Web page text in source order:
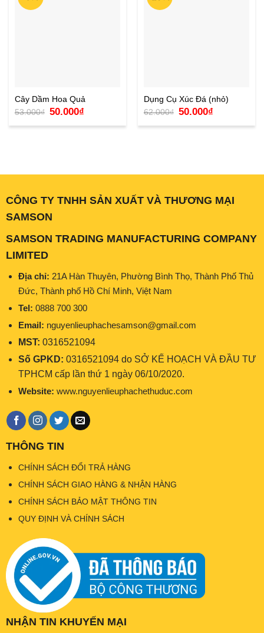
Cây Dầm Hoa Quả
53.000₫
Giá
gốc
là:
50.000₫Giá
tại
Dụng Cụ Xúc Đá (nhỏ)
62.000₫
Giá
gốc
là:
50.000₫Giá
tại
CÔNG TY TNHH SẢN XUẤT VÀ THƯƠNG MẠI
SAMSON
SAMSON TRADING MANUFACTURING COMPANY
LIMITED
Địa chỉ: 21A Hàn Thuyên, Phường Bình Thọ, Thành Phố Thủ
Đức, Thành phố Hồ Chí Minh, Việt Nam
Tel: 0888 700 300
Email: nguyenlieuphachesamson@gmail.com
MST: 0316521094
Số GPKD: 0316521094 do SỞ KẾ HOẠCH VÀ ĐẦU TƯ
TPHCM cấp lần thứ 1 ngày 06/10/2020.
Website: www.nguyenlieuphachethuduc.com
THÔNG TIN
CHÍNH SÁCH ĐỔI TRẢ HÀNG
CHÍNH SÁCH GIAO HÀNG & NHẬN HÀNG
CHÍNH SÁCH BẢO MẬT THÔNG TIN
QUY ĐỊNH VÀ CHÍNH SÁCH
NHẬN TIN KHUYẾN MẠI